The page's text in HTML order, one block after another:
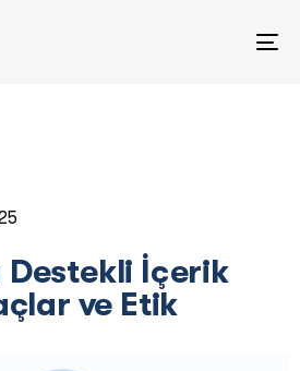
Destekli İçerik
ve Etik